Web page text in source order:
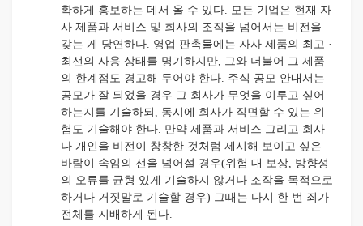
확하게 홍보하는 데서 올 수 있다. 모든 기업은 현재 자
사 제품과 서비스 및 회사의 조직을 넘어서는 비전을
갖는 게 당연하다. 영업 판촉물에는 자사 제품의 최고 ·
최선의 사용 상태를 명기하지만, 그와 더불어 그 제품
의 한계점도 경고해 두어야 한다. 주식 공모 안내서는
공모가 잘 되었을 경우 그 회사가 무엇을 이루고 싶어
하는지를 기술하되, 동시에 회사가 직면할 수 있는 위
험도 기술해야 한다. 만약 제품과 서비스 그리고 회사
나 개인을 비전이 창창한 것처럼 제시해 보이고 싶은
바람이 속임의 선을 넘어설 경우(위험 대 보상, 방향성
의 오류를 균형 있게 기술하지 않거나 조작을 목적으로
하거나 거짓말로 기술할 경우) 그때는 다시 한 번 죄가
전체를 지배하게 된다.